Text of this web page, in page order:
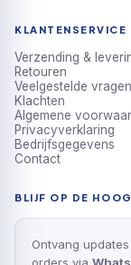
KLANTENSERVICE
Verzending &
Retouren
Veelgestelde vragen
Klachten
Algemene
Privacyverklaring
Bedrijfsgegevens
Contact
BLIJF OP DE
Ontvang